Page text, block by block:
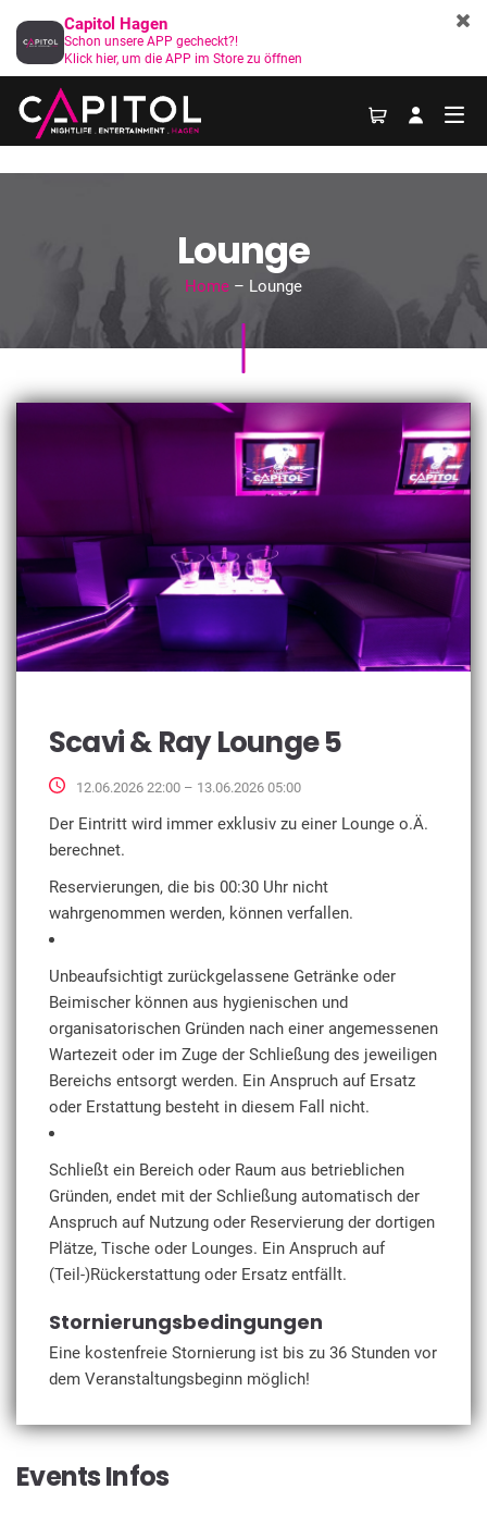
Lounge
Home– Lounge
Scavi & Ray Lounge 5
12.06.2026 22:00 – 13.06.2026 05:00
Der Eintritt wird immer exklusiv zu einer Lounge o.Ä.
berechnet.
Reservierungen, die bis 00:30 Uhr nicht
wahrgenommen werden, können verfallen.
Unbeaufsichtigt zurückgelassene Getränke oder
Beimischer können aus hygienischen und
organisatorischen Gründen nach einer angemessenen
Wartezeit oder im Zuge der Schließung des jeweiligen
Bereichs entsorgt werden. Ein Anspruch auf Ersatz
oder Erstattung besteht in diesem Fall nicht.
Schließt ein Bereich oder Raum aus betrieblichen
Gründen, endet mit der Schließung automatisch der
Anspruch auf Nutzung oder Reservierung der dortigen
Plätze, Tische oder Lounges. Ein Anspruch auf
(Teil-)Rückerstattung oder Ersatz entfällt.
Stornierungsbedingungen
Eine kostenfreie Stornierung ist bis zu 36 Stunden vor
dem Veranstaltungsbeginn möglich!
Events Infos
Capitol Hagen
Schon unsere APP gecheckt?!
Klick hier, um die APP im Store zu öffnen